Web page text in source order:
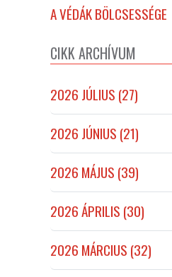
A VÉDÁK BÖLCSESSÉGE
CIKK ARCHÍVUM
2026 JÚLIUS (27)
2026 JÚNIUS (21)
2026 MÁJUS (39)
2026 ÁPRILIS (30)
2026 MÁRCIUS (32)